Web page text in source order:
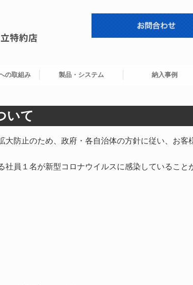
の取組み 製品・システム 納入事例
いて
防止のため、政府・各自治体の方針に従い、 お客
員１名が新型コロナウイルスに感染していること